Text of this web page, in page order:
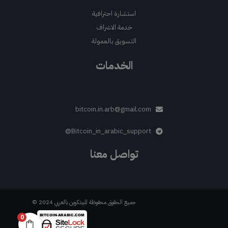
الخدمات
استشارة احترافية
خدمة الاشراف
التسويق بالعمولة
تواصل معنا
bitcoin.in.arb@gmail.com
Bitcoin_in_arabic_support@
جميع الحقوق محفوظة للبيتكوين بالعربي 2024 ©
0